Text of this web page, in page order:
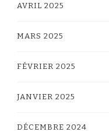
AVRIL 2025
MARS 2025
FÉVRIER 2025
JANVIER 2025
DÉCEMBRE 2024